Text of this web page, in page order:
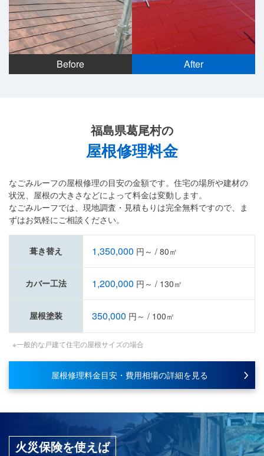
Before After
福島県葛尾村の
屋根修理料金
なごみルーフの屋根修理の目安の金額です。住宅の場所や建材の
状況、屋根の大きさなどによって料金は変動します。
なごみルーフでは、現地調査・見積もりは完全無料ですので、ま
ずはお気軽にご相談ください。
葺き替え 1,350,000 円～ / 80㎡
カバー工法 1,200,000 円～ / 130㎡
屋根塗装 350,000 円～ / 100㎡
※一般的な戸建て住宅の屋根サイズの場合
屋根修理料金目安・費用相場の詳細を見る
火災保険を使えば